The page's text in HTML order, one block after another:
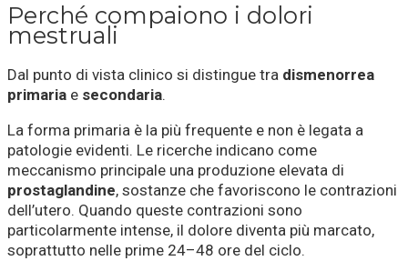
Perché compaiono i dolori
mestruali
Dal punto di vista clinico si distingue tra dismenorrea
primaria e secondaria.
La forma primaria è la più frequente e non è legata a
patologie evidenti. Le ricerche indicano come
meccanismo principale una produzione elevata di
prostaglandine, sostanze che favoriscono le contrazioni
dell’utero. Quando queste contrazioni sono
particolarmente intense, il dolore diventa più marcato,
soprattutto nelle prime 24–48 ore del ciclo.